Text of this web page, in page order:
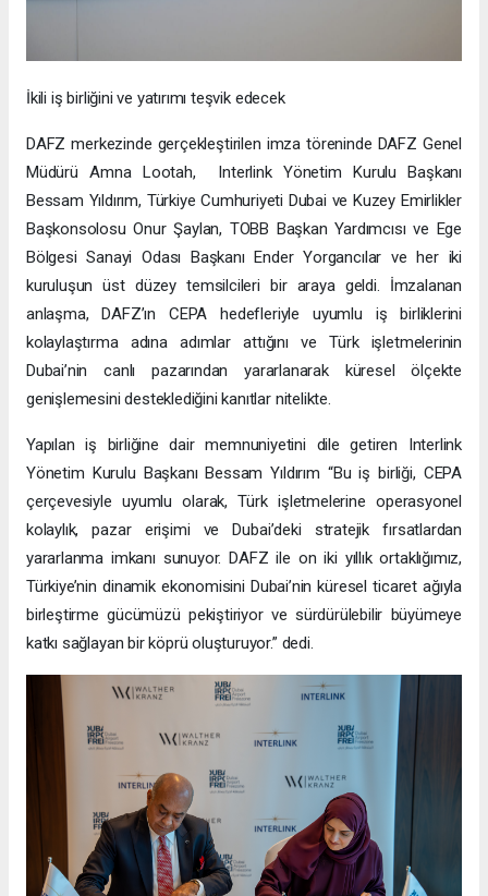
İkili iş birliğini ve yatırımı teşvik edecek
DAFZ merkezinde gerçekleştirilen imza töreninde DAFZ Genel
Müdürü Amna Lootah, Interlink Yönetim Kurulu Başkanı
Bessam Yıldırım, Türkiye Cumhuriyeti Dubai ve Kuzey Emirlikler
Başkonsolosu Onur Şaylan, TOBB Başkan Yardımcısı ve Ege
Bölgesi Sanayi Odası Başkanı Ender Yorgancılar ve her iki
kuruluşun üst düzey temsilcileri bir araya geldi. İmzalanan
anlaşma, DAFZ’ın CEPA hedefleriyle uyumlu iş birliklerini
kolaylaştırma adına adımlar attığını ve Türk işletmelerinin
Dubai’nin canlı pazarından yararlanarak küresel ölçekte
genişlemesini desteklediğini kanıtlar nitelikte.
Yapılan iş birliğine dair memnuniyetini dile getiren Interlink
Yönetim Kurulu Başkanı Bessam Yıldırım “Bu iş birliği, CEPA
çerçevesiyle uyumlu olarak, Türk işletmelerine operasyonel
kolaylık, pazar erişimi ve Dubai’deki stratejik fırsatlardan
yararlanma imkanı sunuyor. DAFZ ile on iki yıllık ortaklığımız,
Türkiye’nin dinamik ekonomisini Dubai’nin küresel ticaret ağıyla
birleştirme gücümüzü pekiştiriyor ve sürdürülebilir büyümeye
katkı sağlayan bir köprü oluşturuyor.” dedi.